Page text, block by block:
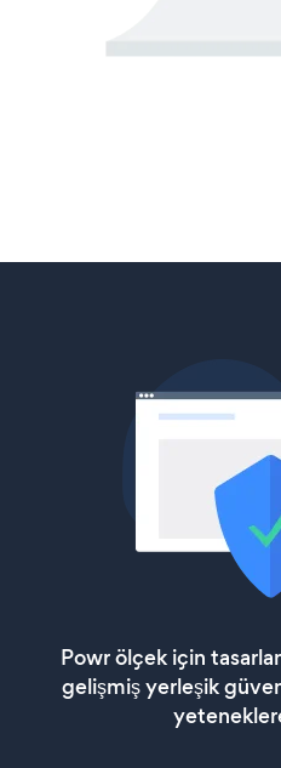
Powr ölçek için
gelişmiş yerleşik